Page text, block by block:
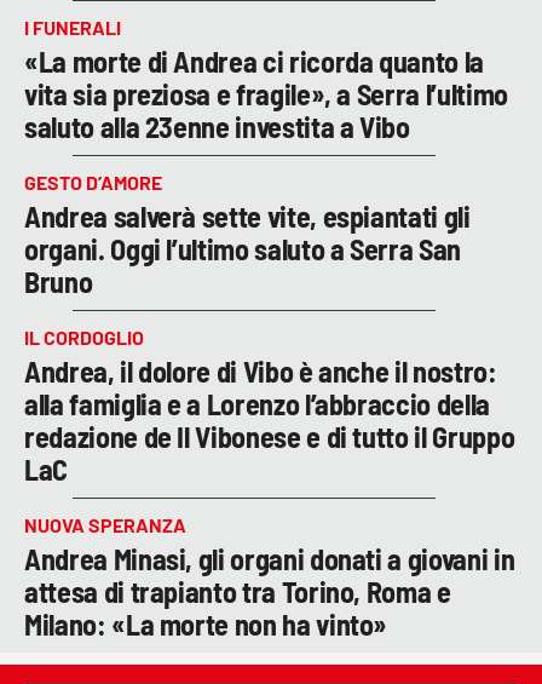
I FUNERALI
«La morte di Andrea ci ricorda quanto la
vita sia preziosa e fragile», a Serra l’ultimo
saluto alla 23enne investita a Vibo
GESTO D’AMORE
Andrea salverà sette vite, espiantati gli
organi. Oggi l’ultimo saluto a Serra San
Bruno
IL CORDOGLIO
Andrea, il dolore di Vibo è anche il nostro:
alla famiglia e a Lorenzo l’abbraccio della
redazione de Il Vibonese e di tutto il Gruppo
LaC
NUOVA SPERANZA
Andrea Minasi, gli organi donati a giovani in
attesa di trapianto tra Torino, Roma e
Milano: «La morte non ha vinto»